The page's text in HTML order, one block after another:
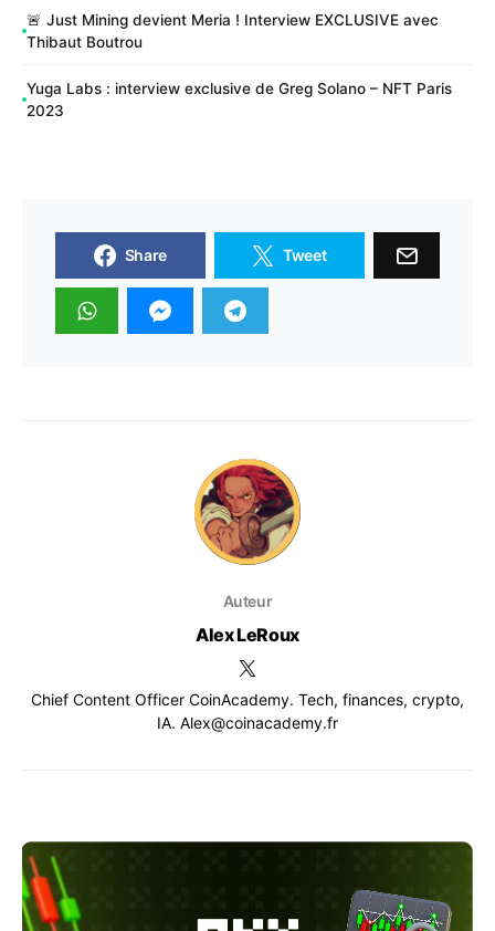
🚨 Just Mining devient Meria ! Interview EXCLUSIVE avec
Thibaut Boutrou
Yuga Labs : interview exclusive de Greg Solano – NFT Paris
2023
Share Tweet
Auteur
Alex LeRoux
Chief Content Officer CoinAcademy. Tech, finances, crypto,
IA. Alex@coinacademy.fr